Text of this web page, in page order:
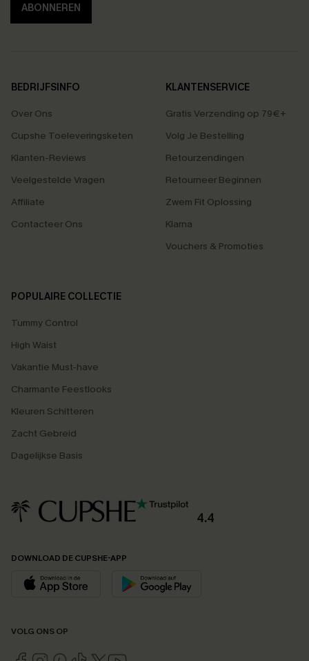
ABONNEREN
BEDRIJFSINFO
Over Ons
Cupshe Toeleveringsketen
Klanten-Reviews
Veelgestelde Vragen
Affiliate
Contacteer Ons
KLANTENSERVICE
Gratis Verzending op 79€+
Volg Je Bestelling
Retourzendingen
Retourneer Beginnen
Zwem Fit Oplossing
Klarna
Vouchers & Promoties
POPULAIRE COLLECTIE
Tummy Control
High Waist
Vakantie Must-have
Charmante Feestlooks
Kleuren Schitteren
Zacht Gebreid
Dagelijkse Basis
4.4
DOWNLOAD DE CUPSHE-APP
VOLG ONS OP